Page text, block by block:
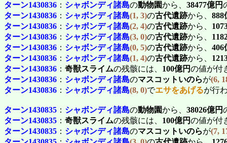
ターン1430836 ： シャボンディ諸島の動物園から、 38477億円
ターン1430836 ： シャボンディ諸島(1, 3)の古代遺跡から、 888
ターン1430836 ： シャボンディ諸島(2, 4)の古代遺跡から、
ターン1430836 ： シャボンディ諸島(3, 0)の古代遺跡から、
ターン1430836 ： シャボンディ諸島(0, 5)の古代遺跡から、 406
ターン1430836 ： シャボンディ諸島(1, 4)の古代遺跡から、
ターン1430836 ： 奇獣スライムの残骸には、 100億円の値が付
ターン1430836 ： シャボンディ諸島のマスコットいのらが(6,
ターン1430836 ： シャボンディ諸島(8, 0)でエサをあげるが行
ターン1430835 ： シャボンディ諸島の動物園から、 38026億円
ターン1430835 ： 奇獣スライムの残骸には、 100億円の値が付
ターン1430835 ： シャボンディ諸島のマスコットいのらが(7,